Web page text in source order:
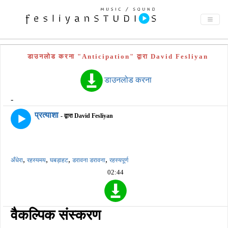
डाउनलोड करना "Anticipation" द्वारा David Fesliyan
डाउनलोड करना
-
प्रत्याशा - द्वारा David Fesliyan
अँधेरा, रहस्यमय, घबड़ाहट, डरावना डरावना, रहस्यपूर्ण
02:44
वैकल्पिक संस्करण